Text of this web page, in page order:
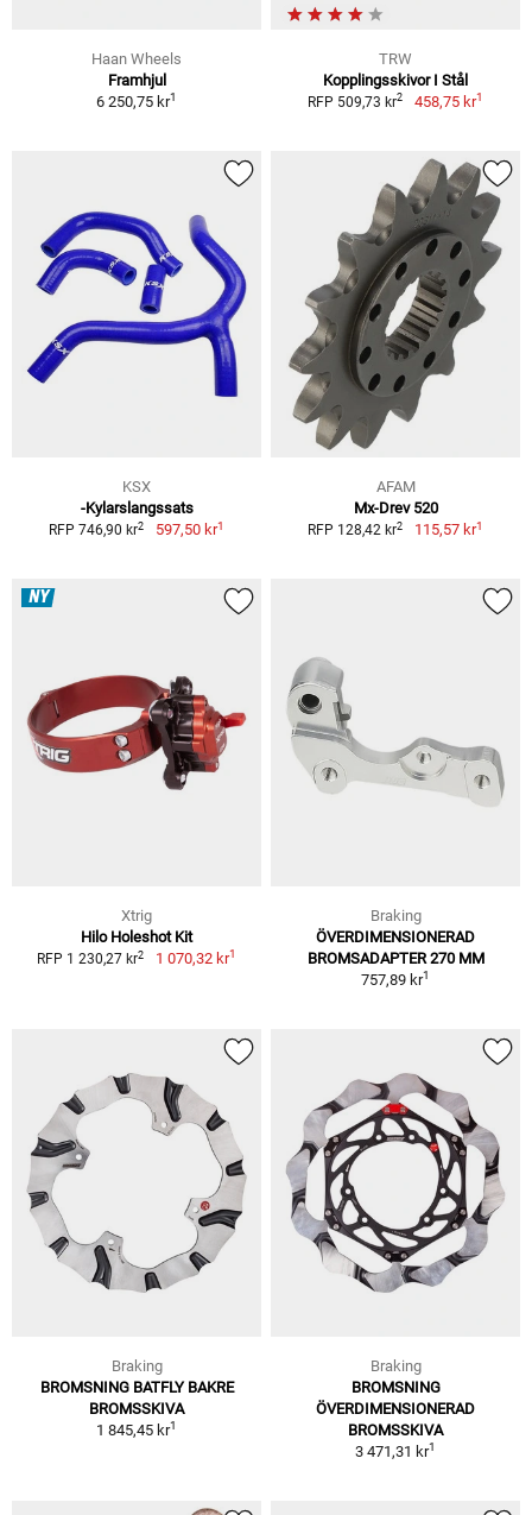
Haan Wheels
Framhjul
6 250,75 kr1
TRW
Kopplingsskivor I Stål
RFP 509,73 kr2 458,75 kr1
KSX
-Kylarslangssats
RFP 746,90 kr2 597,50 kr1
AFAM
Mx-Drev 520
RFP 128,42 kr2 115,57 kr1
NY
Xtrig
Hilo Holeshot Kit
RFP 1 230,27 kr2 1 070,32 kr1
Braking
ÖVERDIMENSIONERAD
BROMSADAPTER 270 MM
757,89 kr1
Braking
BROMSNING BATFLY BAKRE
BROMSSKIVA
1 845,45 kr1
Braking
BROMSNING
ÖVERDIMENSIONERAD
BROMSSKIVA
3 471,31 kr1